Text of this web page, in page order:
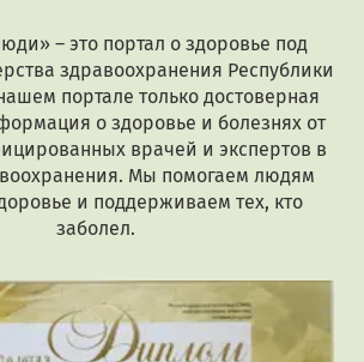
– это портал о здоровье под
здравоохранения Республики
портале только достоверная
о здоровье и болезнях от
врачей и экспертов в
Мы помогаем людям
и поддерживаем тех, кто
заболел.